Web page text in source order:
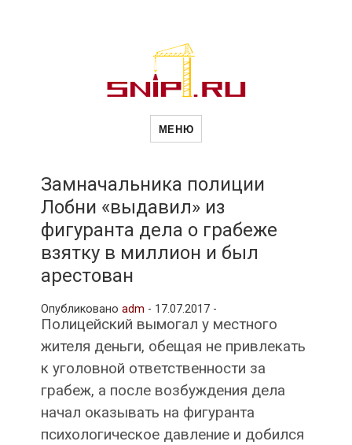
Новости
и
рубрики
МЕНЮ
Замначальника полиции
Лобни «выдавил» из
фигуранта дела о грабеже
взятку в миллион и был
арестован
Опубликовано adm - 17.07.2017 -
Полицейский вымогал у местного
жителя деньги, обещая не привлекать
к уголовной ответственности за
грабеж, а после возбуждения дела
начал оказывать на фигуранта
психологическое давление и добился